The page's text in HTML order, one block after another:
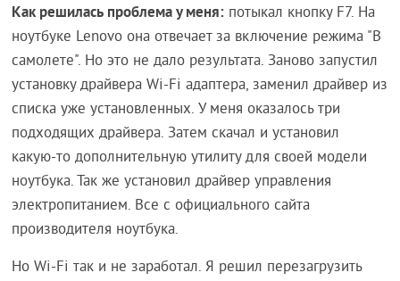
Как решилась проблема у меня: потыкал кнопку F7. На
ноутбуке Lenovo она отвечает за включение режима "В
самолете". Но это не дало результата. Заново запустил
установку драйвера Wi-Fi адаптера, заменил драйвер из
списка уже установленных. У меня оказалось три
подходящих драйвера. Затем скачал и установил
какую-то дополнительную утилиту для своей модели
ноутбука. Так же установил драйвер управления
электропитанием. Все с официального сайта
производителя ноутбука.
Но Wi-Fi так и не заработал. Я решил перезагрузить